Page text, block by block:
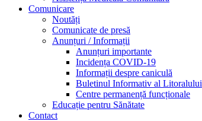
Comunicare
Noutăți
Comunicate de presă
Anunțuri / Informații
Anunțuri importante
Incidența COVID-19
Informații despre caniculă
Buletinul Informativ al Litoralului
Centre permanență funcționale
Educație pentru Sănătate
Contact